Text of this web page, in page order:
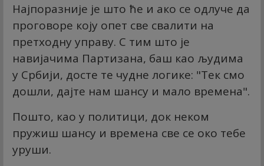
Најпоразније је што ће и ако се одлуче да
проговоре коју опет све свалити на
претходну управу. С тим што је
навијачима Партизана, баш као људима
у Србији, досте те чудне логике: "Тек смо
дошли, дајте нам шансу и мало времена".
Пошто, као у политици, док неком
пружиш шансу и времена све се око тебе
уруши.